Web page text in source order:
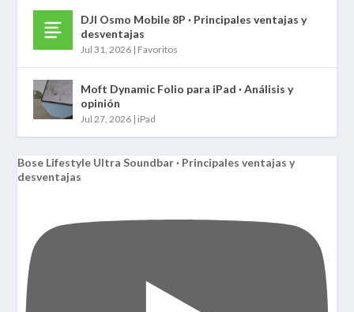
DJI Osmo Mobile 8P · Principales ventajas y
desventajas
Jul 31, 2026 | Favoritos
Moft Dynamic Folio para iPad · Análisis y
opinión
Jul 27, 2026 | iPad
Bose Lifestyle Ultra Soundbar · Principales ventajas y
desventajas